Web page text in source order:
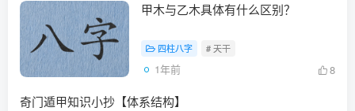
甲木与乙木具体有什么区别？
四柱八字 # 天干
1年前 8
奇门遁甲知识小抄【体系结构】